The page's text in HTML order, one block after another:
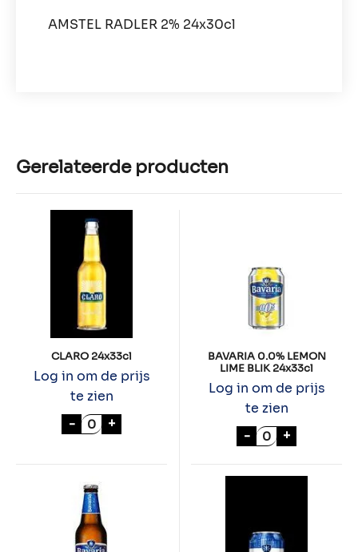
AMSTEL RADLER 2% 24x30cl
Gerelateerde producten
CLARO 24x33cl
Log in om de prijs
te zien
- CLARO 24x33cl aantal
+
BAVARIA 0.0% LEMON
LIME BLIK 24x33cl
Log in om de prijs
te zien
- BAVARIA 0.0%
+